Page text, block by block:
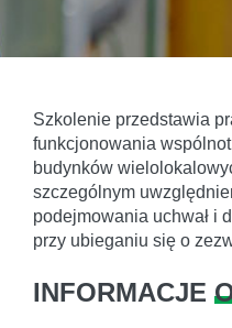
Szkolenie przedstawia
funkcjonowania
budynków
szczególnym
podejmowania uchwał i
przy ubieganiu się o
INFORMACJE